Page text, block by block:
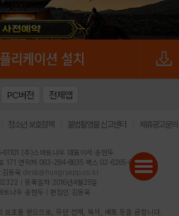
PC버전 전체앱
청소년 보호정책 불법촬영물 신고센터 제휴광고문의
61101 (주)스마트나우 대표이사:송현두
171 연락처:063-284-8635 팩스:02-6265-0377
김동욱 desk@hungryapp.co.kr
| 등록일자:2016년4월25일
트나우 송현두 | 편집인:김동욱
보호를 받으므로, 무단 전재, 복사, 배포 등을 금합니다.